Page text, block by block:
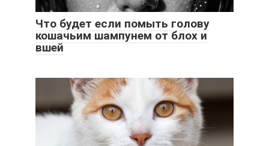
Что будет если помыть голову
кошачьим шампунем от блох и
вшей